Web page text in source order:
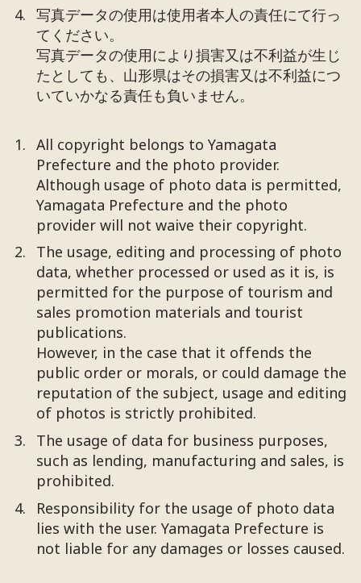
写真データの使用は使用者本人の責任にて行っ
てください。
写真データの使用により損害又は不利益が生じ
たとしても、山形県はその損害又は不利益につ
いていかなる責任も負いません。
All copyright belongs to Yamagata
Prefecture and the photo provider.
Although usage of photo data is permitted,
Yamagata Prefecture and the photo
provider will not waive their copyright.
The usage, editing and processing of photo
data, whether processed or used as it is, is
permitted for the purpose of tourism and
sales promotion materials and tourist
publications.
However, in the case that it offends the
public order or morals, or could damage the
reputation of the subject, usage and editing
of photos is strictly prohibited.
The usage of data for business purposes,
such as lending, manufacturing and sales, is
prohibited.
Responsibility for the usage of photo data
lies with the user. Yamagata Prefecture is
not liable for any damages or losses caused.